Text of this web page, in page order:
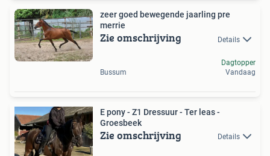
zeer goed bewegende jaarling pre
merrie
Zie omschrijving Details
Bussum
Dagtopper
Vandaag
E pony - Z1 Dressuur - Ter leas -
Groesbeek
Zie omschrijving Details